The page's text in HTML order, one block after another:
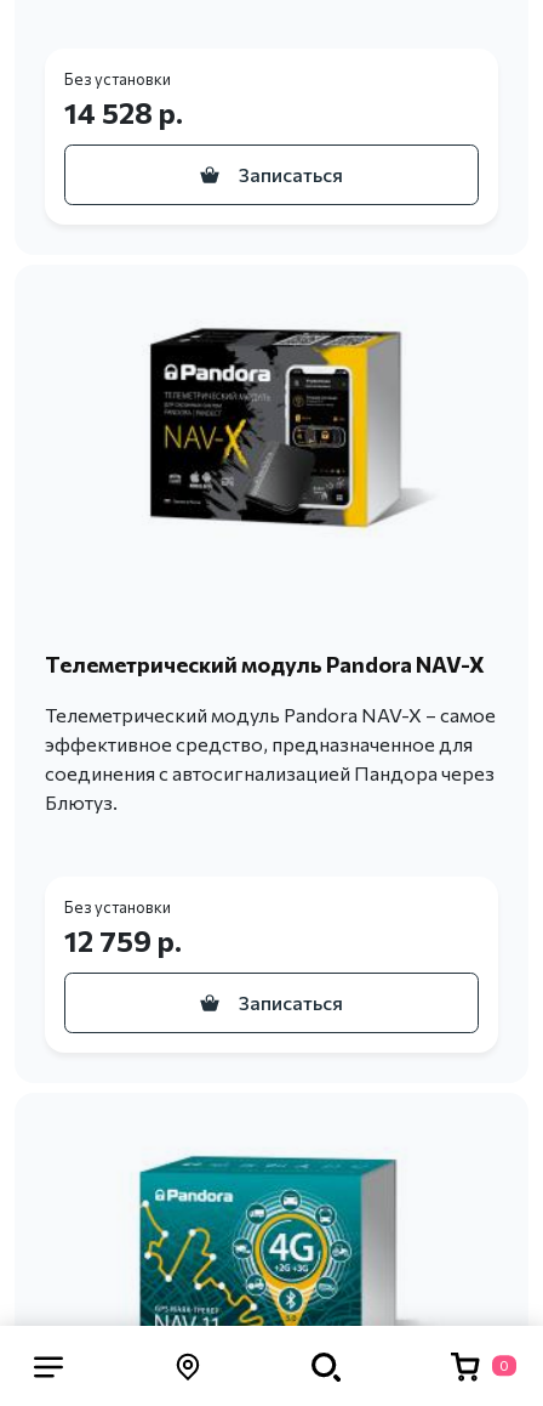
Без установки
14 528 р.
Записаться
Телеметрический модуль Pandora NAV-X
Телеметрический модуль Pandora NAV-X – самое
эффективное средство, предназначенное для
соединения с автосигнализацией Пандора через
Блютуз.
Без установки
12 759 р.
Записаться
0